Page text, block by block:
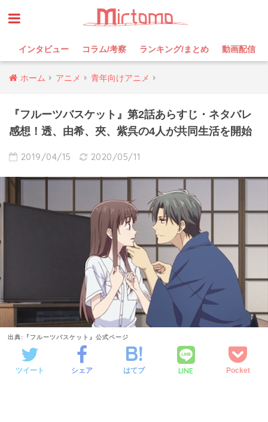
インタビュー コラム/考察 ランキング/まとめ 動画配信
ホーム アニメ 青年向けアニメ
『フルーツバスケット』第2話あらすじ・ネタバレ
感想！透、由希、夾、紫呉の4人が共同生活を開始
2019/04/15 2020/05/11
出典:『フルーツバスケット』公式ページ
ツイート シェア はてブ LINE Pocket